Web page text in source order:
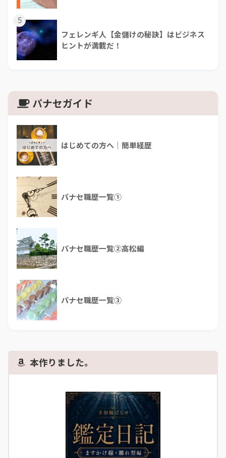
5
フェレンギ人【金儲けの秘訣】はビジネス
ヒントが満載だ！
パナセガイド
はじめての方へ｜簡単経歴
パナセ職歴一覧①
パナセ職歴一覧②高松編
パナセ職歴一覧③
本作りました。